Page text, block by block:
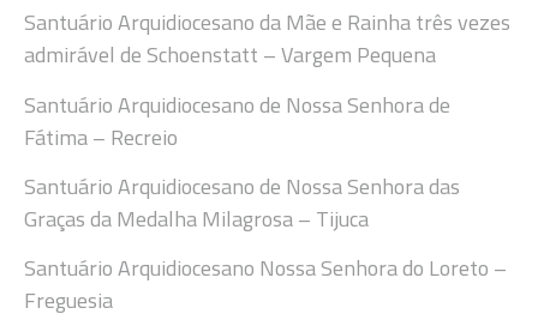
Santuário Arquidiocesano da Mãe e Rainha três vezes
admirável de Schoenstatt – Vargem Pequena
Santuário Arquidiocesano de Nossa Senhora de
Fátima – Recreio
Santuário Arquidiocesano de Nossa Senhora das
Graças da Medalha Milagrosa – Tijuca
Santuário Arquidiocesano Nossa Senhora do Loreto –
Freguesia